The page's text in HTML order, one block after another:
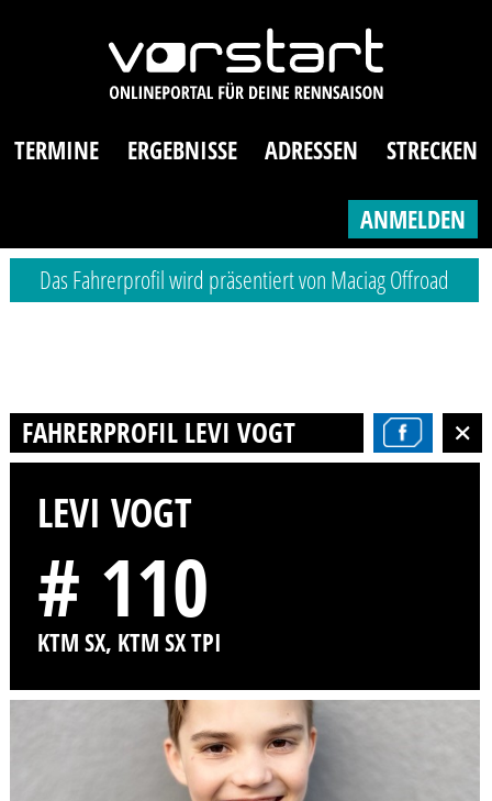
TERMINE ERGEBNISSE ADRESSEN STRECKEN
ANMELDEN
Das Fahrerprofil wird präsentiert von Maciag Offroad
FAHRERPROFIL LEVI VOGT
LEVI VOGT
# 110
KTM SX, KTM SX TPI